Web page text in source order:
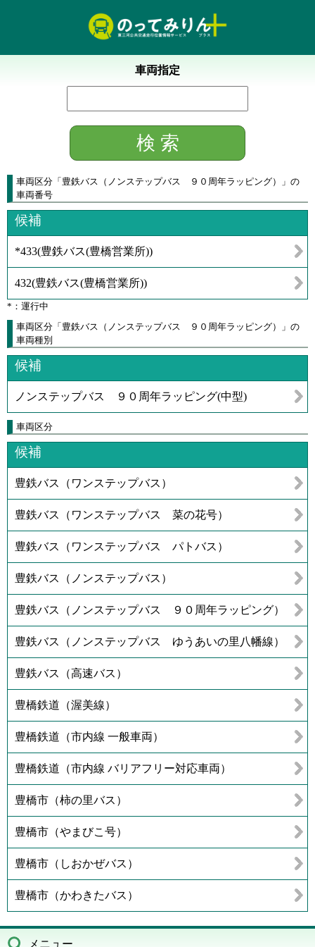
車両指定
車両区分 「 豊鉄バス（ノンステップバス ９０周年ラッピング） 」 の
車両番号
候補
*433(豊鉄バス(豊橋営業所))
432(豊鉄バス(豊橋営業所))
*：運行中
車両区分「豊鉄バス（ノンステップバス ９０周年ラッピング）」の
車両種別
候補
ノンステップバス ９０周年ラッピング(中型)
車両区分
候補
豊鉄バス（ワンステップバス）
豊鉄バス（ワンステップバス 菜の花号）
豊鉄バス（ワンステップバス パトバス）
豊鉄バス（ノンステップバス）
豊鉄バス（ノンステップバス ９０周年ラッピング）
豊鉄バス（ノンステップバス ゆうあいの里八幡線）
豊鉄バス（高速バス）
豊橋鉄道（渥美線）
豊橋鉄道（市内線 一般車両）
豊橋鉄道（市内線 バリアフリー対応車両）
豊橋市（柿の里バス）
豊橋市（やまびこ号）
豊橋市（しおかぜバス）
豊橋市（かわきたバス）
メニュー